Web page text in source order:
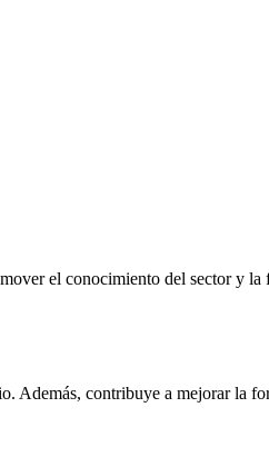
el conocimiento del sector y
contribuye a mejorar la